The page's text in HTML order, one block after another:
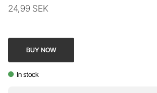
24,99 SEK
BUY NOW
In stock